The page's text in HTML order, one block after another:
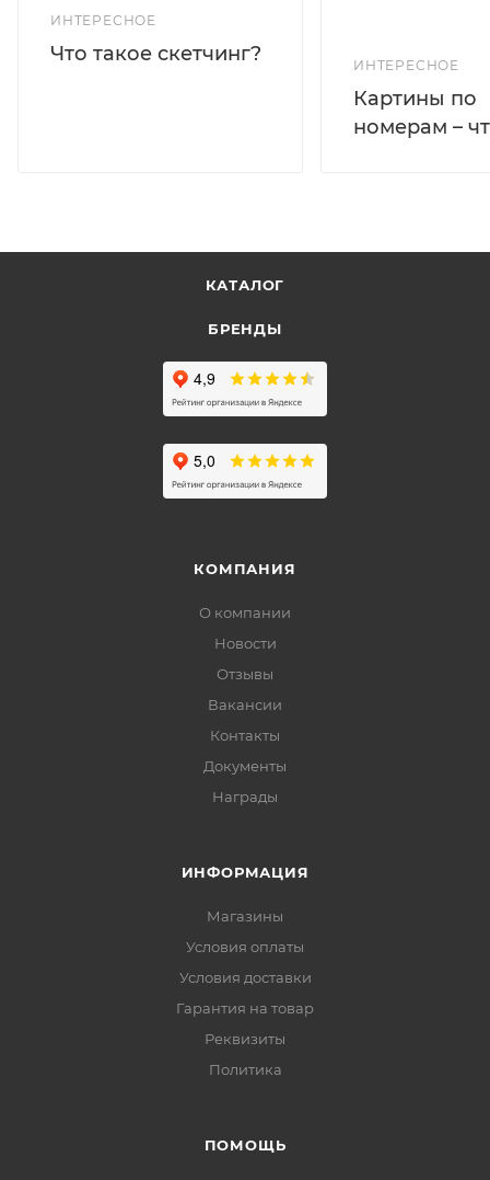
ИНТЕРЕСНОЕ
Что такое скетчинг?
ИНТЕРЕСНОЕ
Картины по
номерам –
КАТАЛОГ
БРЕНДЫ
КОМПАНИЯ
О компании
Новости
Отзывы
Вакансии
Контакты
Документы
Награды
ИНФОРМАЦИЯ
Магазины
Условия оплаты
Условия доставки
Гарантия на товар
Реквизиты
Политика
ПОМОЩЬ